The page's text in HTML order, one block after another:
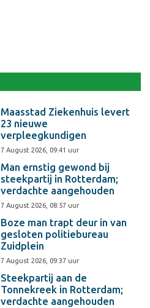
Maasstad Ziekenhuis levert
23 nieuwe
verpleegkundigen
7 August 2026, 09:41 uur
Man ernstig gewond bij
steekpartij in Rotterdam;
verdachte aangehouden
7 August 2026, 08:57 uur
Boze man trapt deur in van
gesloten politiebureau
Zuidplein
7 August 2026, 09:37 uur
Steekpartij aan de
Tonnekreek in Rotterdam;
verdachte aangehouden